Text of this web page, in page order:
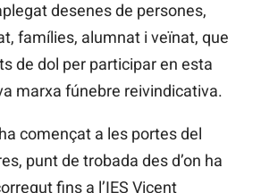
desenes de persones,
famílies, alumnat i veïnat, que
de dol per participar en esta
marxa fúnebre reivindicativa.
començat a les portes del
punt de trobada des d’on ha
fins a l’IES Vicent